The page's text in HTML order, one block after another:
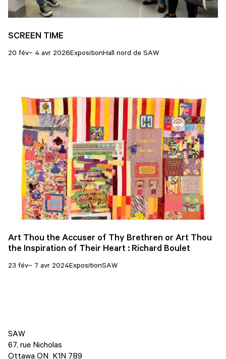
SCREEN TIME
20 fév– 4 avr 2026ExpositionHall nord de SAW
Art Thou the Accuser of Thy Brethren or Art Thou
the Inspiration of Their Heart : Richard Boulet
23 fév– 7 avr 2024ExpositionSAW
SAW
67, rue Nicholas
Ottawa ON K1N 7B9